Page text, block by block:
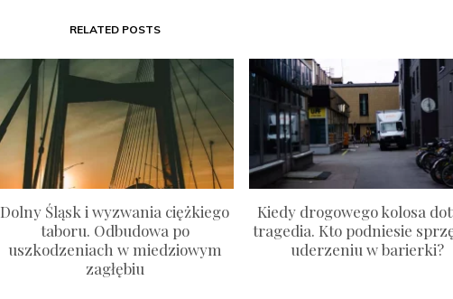
RELATED POSTS
Dolny Śląsk i wyzwania ciężkiego
taboru. Odbudowa po
uszkodzeniach w miedziowym
zagłębiu
Kiedy drogowego kolosa
tragedia. Kto podniesie
uderzeniu w barierki?